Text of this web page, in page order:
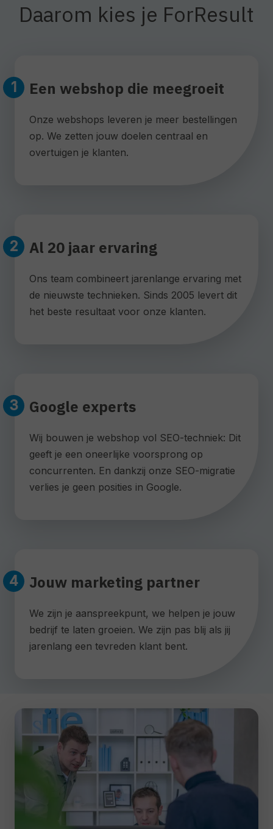
Daarom kies je ForResult
Een webshop die meegroeit
Onze webshops leveren je meer bestellingen
op. We zetten jouw doelen centraal en
overtuigen je klanten.
Al 20 jaar ervaring
Ons team combineert jarenlange ervaring met
de nieuwste technieken. Sinds 2005 levert dit
het beste resultaat voor onze klanten.
Google experts
Wij bouwen je webshop vol SEO-techniek: Dit
geeft je een oneerlijke voorsprong op
concurrenten. En dankzij onze SEO-migratie
verlies je geen posities in Google.
Jouw marketing partner
We zijn je aanspreekpunt, we helpen je jouw
bedrijf te laten groeien. We zijn pas blij als jij
jarenlang een tevreden klant bent.